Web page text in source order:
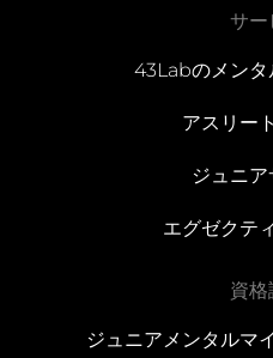
サー
43Labのメンタ
アスリー
ジュニア
エグゼクテ
資格
ジュニアメンタルマ